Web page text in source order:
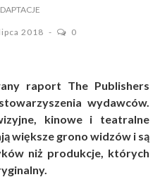
2018 0
raport The Publishers
wydawców.
kinowe i teatralne
większe grono widzów i są
niż produkcje, których